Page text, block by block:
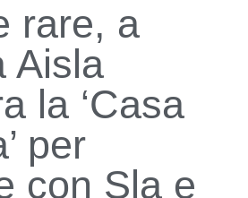
rare, a
Aisla
la ‘Casa
per
con Sla e